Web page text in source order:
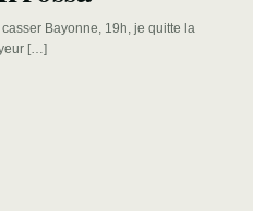
Bayonne, 19h, je quitte la
[…]